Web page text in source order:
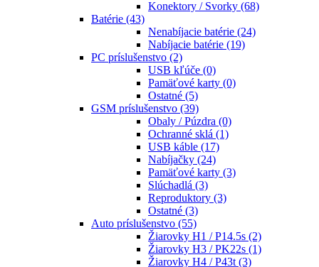
Konektory / Svorky (68)
Batérie (43)
Nenabíjacie batérie (24)
Nabíjacie batérie (19)
PC príslušenstvo (2)
USB kľúče (0)
Pamäťové karty (0)
Ostatné (5)
GSM príslušenstvo (39)
Obaly / Púzdra (0)
Ochranné sklá (1)
USB káble (17)
Nabíjačky (24)
Pamäťové karty (3)
Slúchadlá (3)
Reproduktory (3)
Ostatné (3)
Auto príslušenstvo (55)
Žiarovky H1 / P14.5s (2)
Žiarovky H3 / PK22s (1)
Žiarovky H4 / P43t (3)